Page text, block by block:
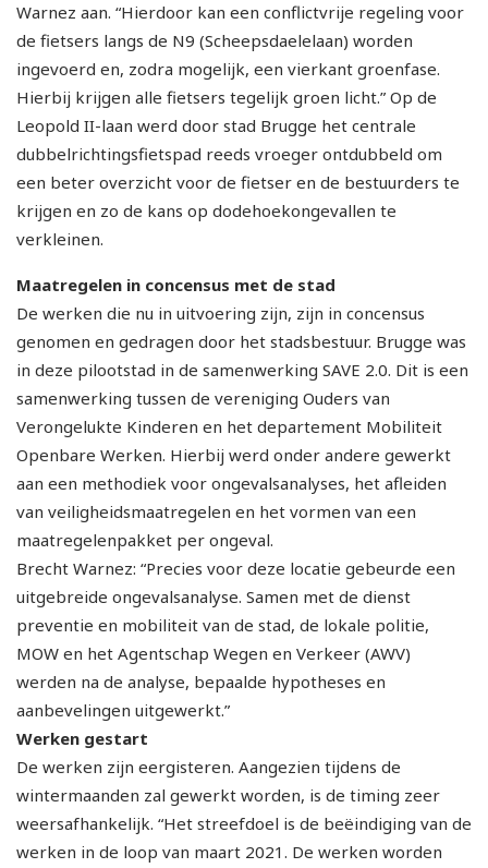
Warnez aan. “Hierdoor kan een conflictvrije regeling voor
de fietsers langs de N9 (Scheepsdaelelaan) worden
ingevoerd en, zodra mogelijk, een vierkant groenfase.
Hierbij krijgen alle fietsers tegelijk groen licht.” Op de
Leopold II-laan werd door stad Brugge het centrale
dubbelrichtingsfietspad reeds vroeger ontdubbeld om
een beter overzicht voor de fietser en de bestuurders te
krijgen en zo de kans op dodehoekongevallen te
verkleinen.
Maatregelen in concensus met de stad
De werken die nu in uitvoering zijn, zijn in concensus
genomen en gedragen door het stadsbestuur. Brugge was
in deze pilootstad in de samenwerking SAVE 2.0. Dit is een
samenwerking tussen de vereniging Ouders van
Verongelukte Kinderen en het departement Mobiliteit
Openbare Werken. Hierbij werd onder andere gewerkt
aan een methodiek voor ongevalsanalyses, het afleiden
van veiligheidsmaatregelen en het vormen van een
maatregelenpakket per ongeval.
Brecht Warnez: “Precies voor deze locatie gebeurde een
uitgebreide ongevalsanalyse. Samen met de dienst
preventie en mobiliteit van de stad, de lokale politie,
MOW en het Agentschap Wegen en Verkeer (AWV)
werden na de analyse, bepaalde hypotheses en
aanbevelingen uitgewerkt.”
Werken gestart
De werken zijn eergisteren. Aangezien tijdens de
wintermaanden zal gewerkt worden, is de timing zeer
weersafhankelijk. “Het streefdoel is de beëindiging van de
werken in de loop van maart 2021. De werken worden